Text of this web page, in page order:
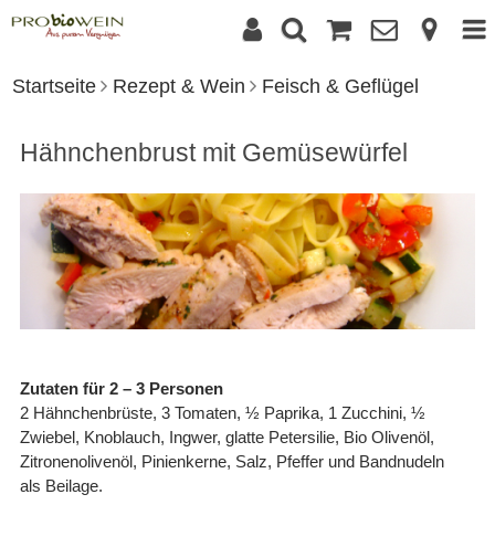
Startseite Rezept & Wein Feisch & Geflügel
Hähnchenbrust mit Gemüsewürfel
Zutaten für 2 – 3 Personen
2 Hähnchenbrüste, 3 Tomaten, ½ Paprika, 1 Zucchini, ½
Zwiebel, Knoblauch, Ingwer, glatte Petersilie, Bio Olivenöl,
Zitronenolivenöl, Pinienkerne, Salz, Pfeffer und Bandnudeln
als Beilage.